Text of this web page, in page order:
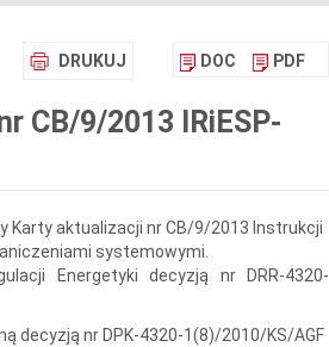
DRUKUJ DOC PDF
CB/9/2013 IRiESP-
Karty aktualizacji nr CB/9/2013 Instrukcji
systemowymi.
Energetyki decyzją nr DRR-4320-
decyzją nr DPK-4320-1(8)/2010/KS/AGF